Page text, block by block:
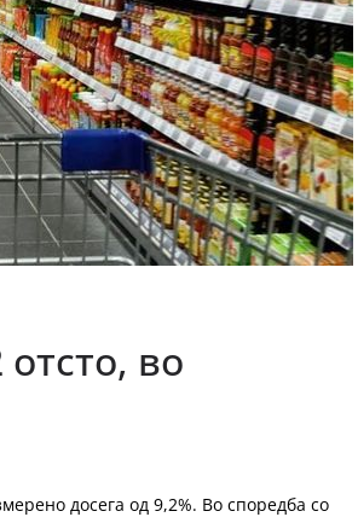
во
досега од 9,2%. Во споредба со